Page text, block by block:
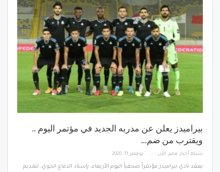
بيراميدز يعلن عن مدربه الجديد في مؤتمر اليوم ..
ويقترب من ضم…
شبكة أخبار مصر الأن - Egypt News Network Now نوفمبر 11, 2020
يعقد نادي بيراميدز مؤتمراً صحفياً اليوم الأربعاء، بإستاد الدفاع الجوي، لتقديم